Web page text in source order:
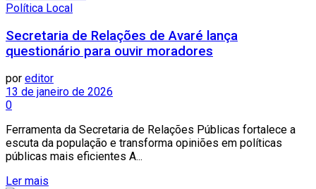
Política Local
Secretaria de Relações de Avaré lança
questionário para ouvir moradores
por editor
13 de janeiro de 2026
0
Ferramenta da Secretaria de Relações Públicas fortalece a
escuta da população e transforma opiniões em políticas
públicas mais eficientes A...
Ler mais